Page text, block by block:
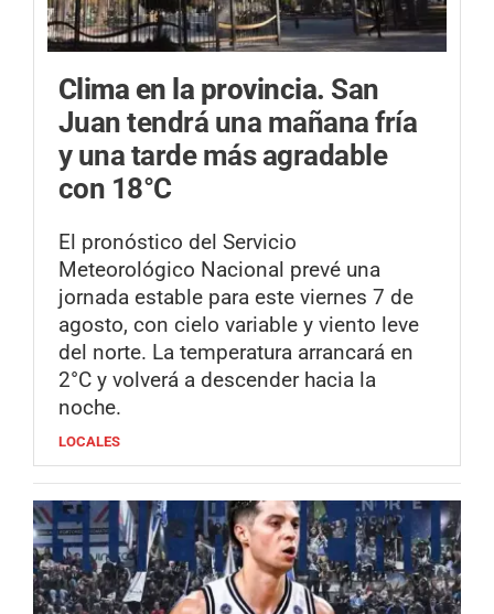
Clima en la provincia. San
Juan tendrá una mañana fría
y una tarde más agradable
con 18°C
El pronóstico del Servicio
Meteorológico Nacional prevé una
jornada estable para este viernes 7 de
agosto, con cielo variable y viento leve
del norte. La temperatura arrancará en
2°C y volverá a descender hacia la
noche.
LOCALES